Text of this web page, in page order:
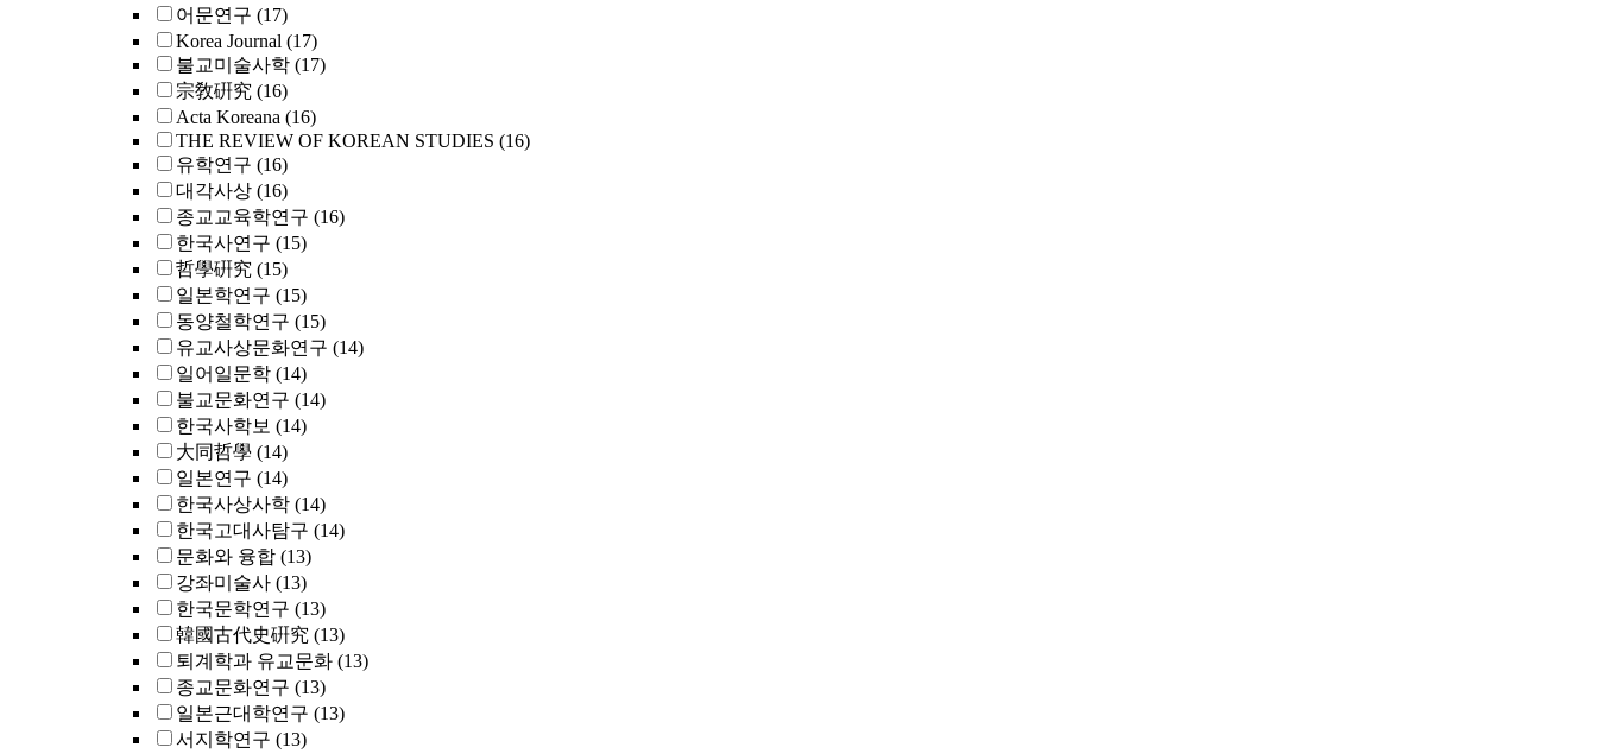
어문연구 (17)
Korea Journal (17)
불교미술사학 (17)
宗敎硏究 (16)
Acta Koreana (16)
THE REVIEW OF KOREAN STUDIES (16)
유학연구 (16)
대각사상 (16)
종교교육학연구 (16)
한국사연구 (15)
哲學硏究 (15)
일본학연구 (15)
동양철학연구 (15)
유교사상문화연구 (14)
일어일문학 (14)
불교문화연구 (14)
한국사학보 (14)
大同哲學 (14)
일본연구 (14)
한국사상사학 (14)
한국고대사탐구 (14)
문화와 융합 (13)
강좌미술사 (13)
한국문학연구 (13)
韓國古代史硏究 (13)
퇴계학과 유교문화 (13)
종교문화연구 (13)
일본근대학연구 (13)
서지학연구 (13)